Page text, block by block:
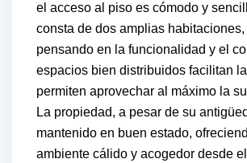
el acceso al piso es cómodo y
consta de dos amplias
pensando en la funcionalidad y el
espacios bien distribuidos facilitan
permiten aprovechar al máximo la
La propiedad, a pesar de su
mantenido en buen estado,
ambiente cálido y acogedor desde